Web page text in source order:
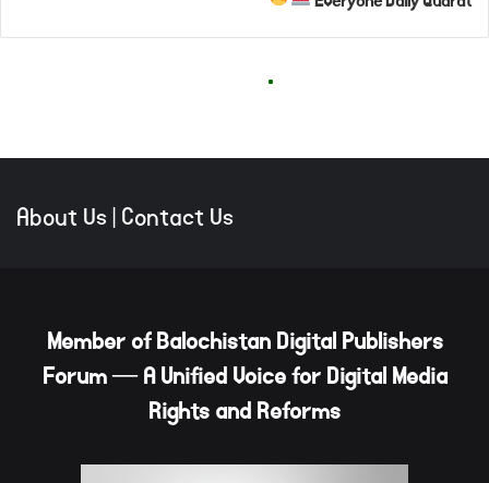
About Us|Contact Us
Member of Balochistan Digital Publishers
Forum — A Unified Voice for Digital Media
Rights and Reforms